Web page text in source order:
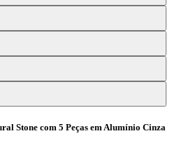
Stone com 5 Peças em Alumínio Cinza